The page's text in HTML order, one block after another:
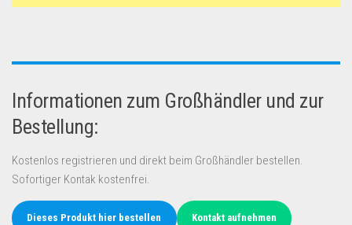
Informationen zum Großhändler und zur
Bestellung:
Kostenlos registrieren und direkt beim Großhändler bestellen.
Sofortiger Kontak kostenfrei.
Dieses Produkt hier bestellen Kontakt aufnehmen